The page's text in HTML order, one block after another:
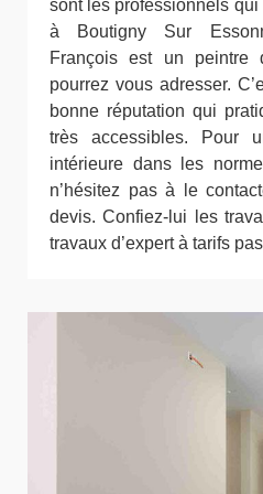
sont les professionnels
à Boutigny Sur
François est un peintre
pourrez vous adresser.
bonne réputation qui
très accessibles. Pour
intérieure dans les
n’hésitez pas à le
devis. Confiez-lui les
travaux d’expert à tarifs